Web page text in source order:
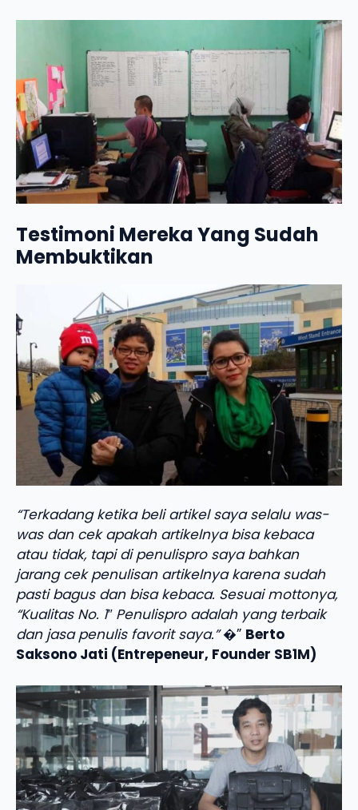
Testimoni Mereka Yang Sudah
Membuktikan
“Terkadang ketika beli artikel saya selalu was-
was dan cek apakah artikelnya bisa kebaca
atau tidak, tapi di penulispro saya bahkan
jarang cek penulisan artikelnya karena sudah
pasti bagus dan bisa kebaca. Sesuai mottonya,
“Kualitas No. 1″ Penulispro adalah yang terbaik
dan jasa penulis favorit saya.”�” Berto
Saksono Jati (Entrepeneur, Founder SB1M)